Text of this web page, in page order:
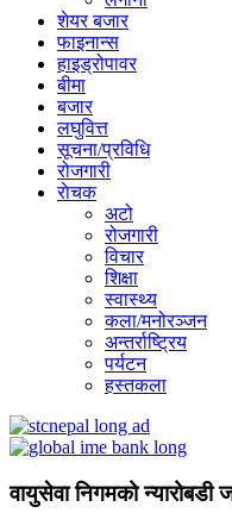
शेयर बजार
फाइनान्स
हाइड्रोपावर
बीमा
बजार
लघुवित्त
सूचना/प्रविधि
रोजगारी
राेचक
अटो
रोजगारी
विचार
शिक्षा
स्वास्थ्य
कला/मनोरञ्जन
अन्तर्राष्ट्रिय
पर्यटन
हस्तकला
वायुसेवा निगमको न्यारोबडी